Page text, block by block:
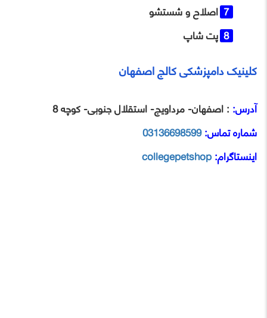
اصلاح و شستشو
پت شاپ
کلینیک دامپزشکی کالج اصفهان
آدرس: : اصفهان- مرداویج- استقلال جنوبی- کوچه 8
شماره تماس:03136698599
اینستاگرام:collegepetshop